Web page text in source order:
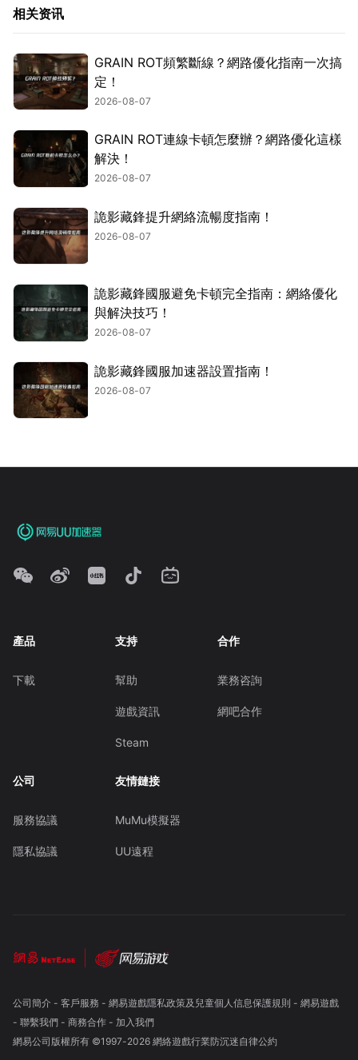
相关资讯
GRAIN ROT頻繁斷線？網路優化指南一次搞
定！
2026-08-07
GRAIN ROT連線卡頓怎麼辦？網路優化這樣
解決！
2026-08-07
詭影藏鋒提升網絡流暢度指南！
2026-08-07
詭影藏鋒國服避免卡頓完全指南：網絡優化
與解決技巧！
2026-08-07
詭影藏鋒國服加速器設置指南！
2026-08-07
產品
下載
支持
幫助
遊戲資訊
Steam
合作
業務咨詢
網吧合作
公司
服務協議
隱私協議
友情鏈接
MuMu模擬器
UU遠程
公司簡介- 客戶服務 - 網易遊戲隱私政策及兒童個人信息保護規則 - 網易遊戲
- 聯繫我們- 商務合作- 加入我們
網易公司版權所有 ©1997-2026 網絡遊戲行業防沉迷自律公約